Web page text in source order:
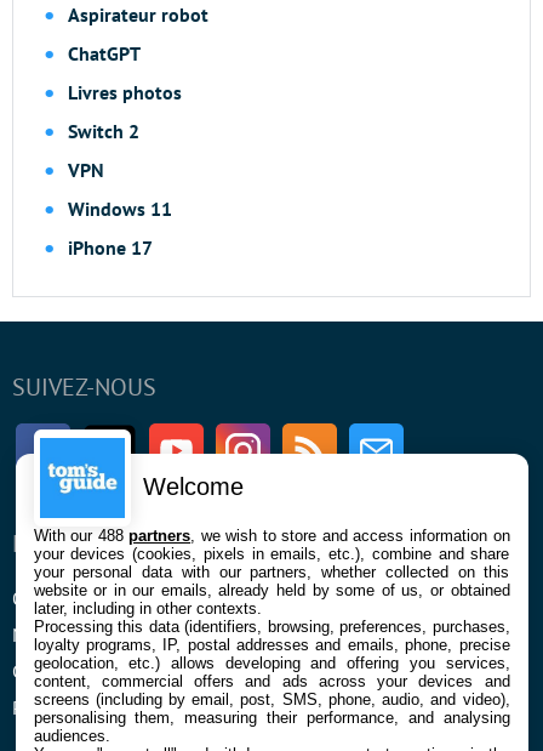
Aspirateur robot
ChatGPT
Livres photos
Switch 2
VPN
Windows 11
iPhone 17
SUIVEZ-NOUS
FacebookTwitter Youtube InstagramRSS Newsletter
ENTREPRISE
Qui sommes nous
Mentions légales et CGU
Confidentialité et Cookies
Préférences cookies
À PROPOS
La rédaction
Contact
Welcome
With our 488partners , we wish to store and access information on
your devices (cookies, pixels in emails, etc.), combine and share
your personal data with our partners, whether collected on this
website or in our emails, already held by some of us, or obtained
later, including in other contexts.
Processing this data (identifiers, browsing, preferences, purchases,
loyalty programs, IP, postal addresses and emails, phone, precise
geolocation, etc.) allows developing and offering you services,
content, commercial offers and ads across your devices and
screens (including by email, post, SMS, phone, audio, and video),
personalising them, measuring their performance, and analysing
audiences.